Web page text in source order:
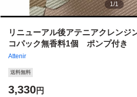
1/1
リニューアル後アテニアクレンジ
コパック無香料1個 ポンプ付き
Attenir
送料無料
3,330円